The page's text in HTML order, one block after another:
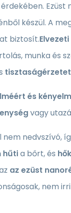
érdekében. Ezüst
készül. A
biztosít.
munka és
tisztaságérzetet
és kényelm
vagy
nedvszívó,
hűtia bőrt, és
az ezüst
nem